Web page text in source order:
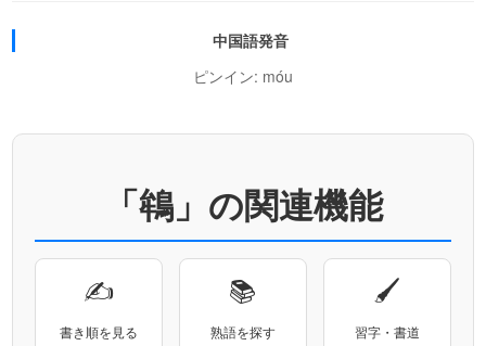
中国語発音
ピンイン: móu
「鴾」の関連機能
✍
書き順を見る
📚
熟語を探す
🖌
習字・書道